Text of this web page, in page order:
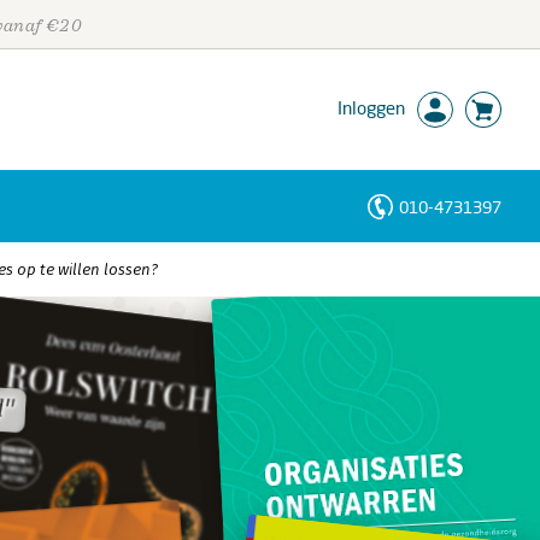
€20
Inloggen
010-4731397
op te willen lossen?
Personen
Trefwoorden